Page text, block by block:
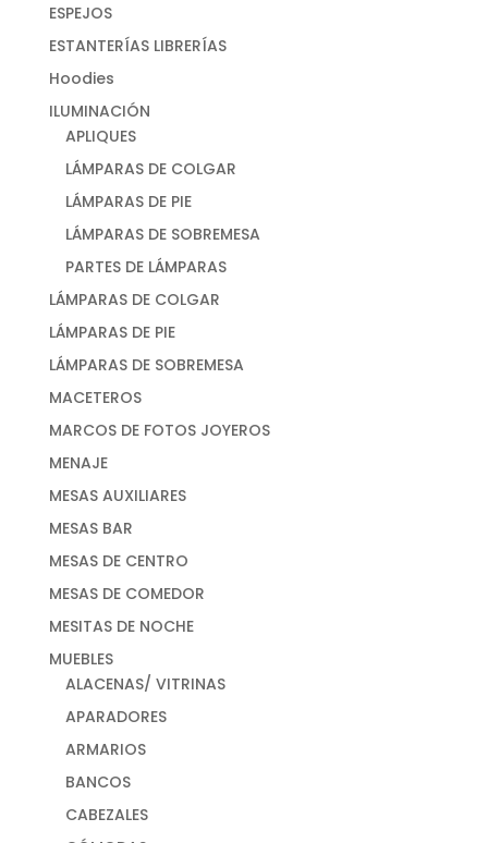
ESPEJOS
ESTANTERÍAS LIBRERÍAS
Hoodies
ILUMINACIÓN
APLIQUES
LÁMPARAS DE COLGAR
LÁMPARAS DE PIE
LÁMPARAS DE SOBREMESA
PARTES DE LÁMPARAS
LÁMPARAS DE COLGAR
LÁMPARAS DE PIE
LÁMPARAS DE SOBREMESA
MACETEROS
MARCOS DE FOTOS JOYEROS
MENAJE
MESAS AUXILIARES
MESAS BAR
MESAS DE CENTRO
MESAS DE COMEDOR
MESITAS DE NOCHE
MUEBLES
ALACENAS/ VITRINAS
APARADORES
ARMARIOS
BANCOS
CABEZALES